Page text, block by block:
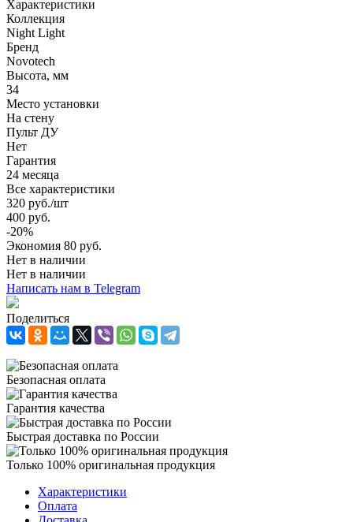
Характеристики
Коллекция
Night Light
Бренд
Novotech
Высота, мм
34
Место установки
На стену
Пульт ДУ
Нет
Гарантия
24 месяца
Все характеристики
320 руб./шт
400 руб.
-20%
Экономия 80 руб.
Нет в наличии
Нет в наличии
Написать нам в Telegram
Поделиться
Безопасная оплата
Гарантия качества
Быстрая доставка по России
Только 100% оригинальная продукция
Характеристики
Оплата